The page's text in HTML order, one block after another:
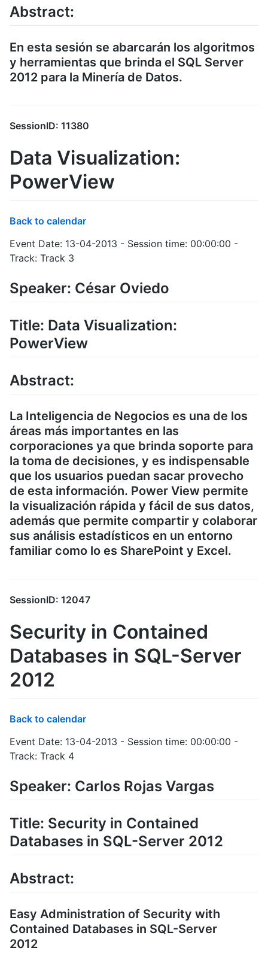
Abstract:
En esta sesión se abarcarán los algoritmos
y herramientas que brinda el SQL Server
2012 para la Minería de Datos.
SessionID: 11380
Data Visualization:
PowerView
Back to calendar
Event Date: 13-04-2013 - Session time: 00:00:00 -
Track: Track 3
Speaker: César Oviedo
Title: Data Visualization:
PowerView
Abstract:
La Inteligencia de Negocios es una de los
áreas más importantes en las
corporaciones ya que brinda soporte para
la toma de decisiones, y es indispensable
que los usuarios puedan sacar provecho
de esta información. Power View permite
la visualización rápida y fácil de sus datos,
además que permite compartir y colaborar
sus análisis estadísticos en un entorno
familiar como lo es SharePoint y Excel.
SessionID: 12047
Security in Contained
Databases in SQL-Server
2012
Back to calendar
Event Date: 13-04-2013 - Session time: 00:00:00 -
Track: Track 4
Speaker: Carlos Rojas Vargas
Title: Security in Contained
Databases in SQL-Server 2012
Abstract:
Easy Administration of Security with
Contained Databases in SQL-Server
2012